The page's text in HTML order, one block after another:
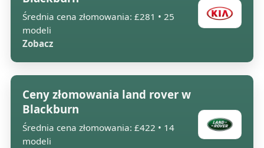
Średnia cena złomowania: £281 • 25
modeli
Zobacz
Ceny złomowania land rover w
Blackburn
Średnia cena złomowania: £422 • 14
modeli